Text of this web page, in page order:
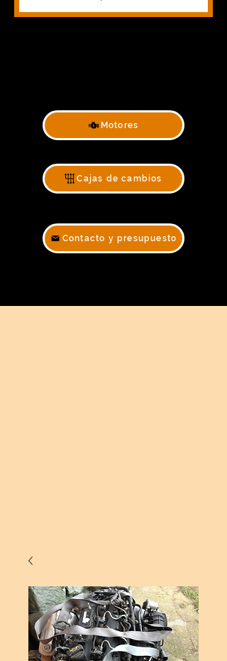
Motores
Cajas de cambios
Contacto y presupuesto